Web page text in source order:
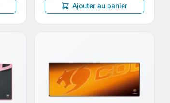
Ajouter au panier